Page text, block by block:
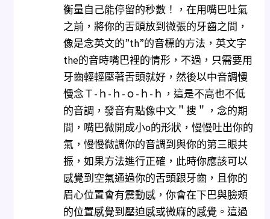
衡量自己能停留的秒數！，在用嘴巴吐氣
之前，將你的舌頭放到微張的牙齒之間，
像是念英文的”th”的音標的方法，英文字
the的音時嘴巴裡的情形，不過，只需要用
牙齒輕輕壓著舌頭就好，然後以中音調慢
慢念Ｔ-ｈ-ｈ-ｏ-ｈ-ｈ，這是不高也不低
的音調，發音有點像中文＂搜＂，念的期
間，嘴巴微開成小o的形狀，慢慢吐出你的
氣，慢慢微調你的音調到與你的第三眼共
振，如果方法進行正確，此時你應該可以
感覺到空氣通過你的舌頭跟牙齒，且你的
眉心位置會有震動感，你會在下巴與臉頰
的位置感覺到壓迫感或微麻的感覺。這過